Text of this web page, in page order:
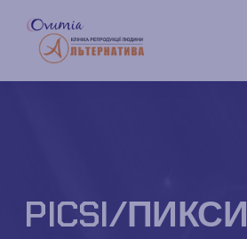
PICSI/ПИКСИ